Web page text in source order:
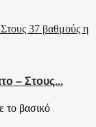
– Στους...
το βασικό